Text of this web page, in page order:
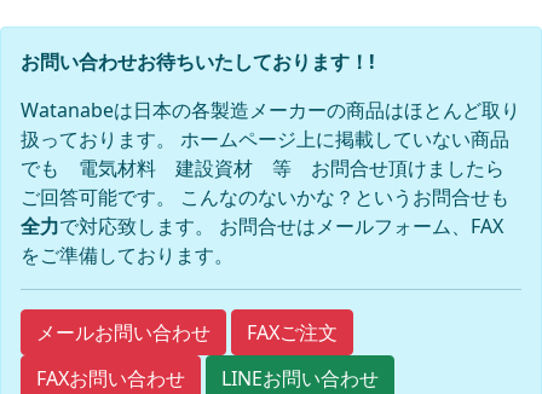
お問い合わせお待ちいたしております！!
Watanabeは日本の各製造メーカーの商品はほとんど取り
扱っております。 ホームページ上に掲載していない商品
でも 電気材料 建設資材 等 お問合せ頂けましたら
ご回答可能です。 こんなのないかな？というお問合せも
全力で対応致します。 お問合せはメールフォーム、FAX
をご準備しております。
メールお問い合わせ
FAXご注文
FAXお問い合わせ
LINEお問い合わせ